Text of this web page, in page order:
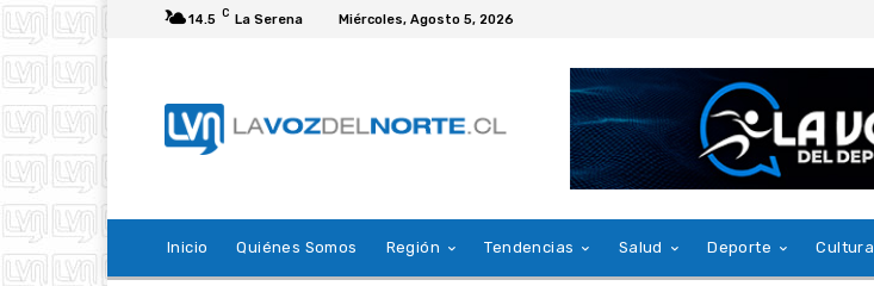
14.5 C La Serena Miércoles, Agosto 5, 2026
Inicio Quiénes Somos Región Tendencias Salud Deporte Cultura